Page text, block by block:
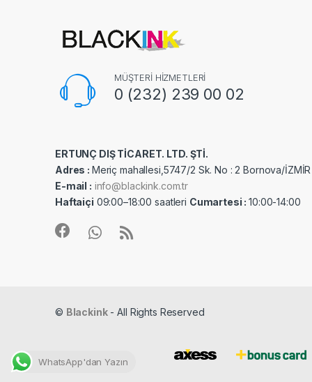
MÜŞTERİ HİZMETLERİ
0 (232) 239 00 02
ERTUNÇ DIŞ TİCARET. LTD. ŞTİ.
Adres : Meriç mahallesi,5747/2 Sk. No : 2 Bornova/İZMİR
E-mail : info@blackink.com.tr
Haftaiçi 09:00–18:00 saatleri Cumartesi :10:00-14:00
© Blackink- All Rights Reserved
WhatsApp'dan Yazın